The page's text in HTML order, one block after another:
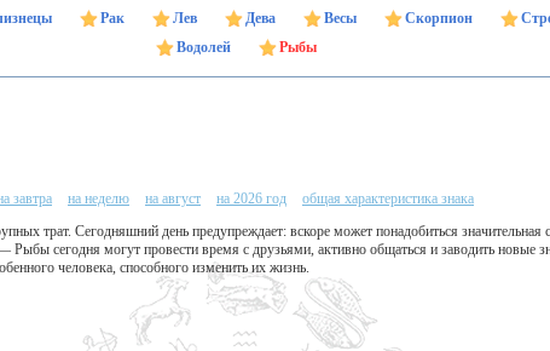
Рак Лев Дева Весы Скорпион
Водолей
Рыбы
завтра на неделю на август на 2026 год
общая характеристика знака
трат. Сегодняшний день предупреждает: вскоре может понадобиться
Рыбы сегодня могут провести время с друзьями, активно общаться и заводить новые
человека, способного изменить их жизнь.